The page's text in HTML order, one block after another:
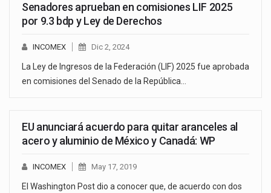
Senadores aprueban en comisiones LIF 2025
por 9.3 bdp y Ley de Derechos
INCOMEX Dic 2, 2024
La Ley de Ingresos de la Federación (LIF) 2025 fue aprobada
en comisiones del Senado de la República…
EU anunciará acuerdo para quitar aranceles al
acero y aluminio de México y Canadá: WP
INCOMEX May 17, 2019
El Washington Post dio a conocer que, de acuerdo con dos